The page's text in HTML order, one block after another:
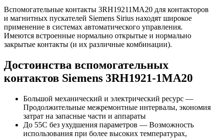
Вспомогательные контакты 3RH19211MA20 для контакторов
и магнитных пускателей Siemens Sirius находят широкое
применение в системах автоматического управления.
Имеются встроенные нормально открытые и нормально
закрытые контакты (и их различные комбинации).
Достоинства вспомогательных
контактов Siemens 3RH1921-1MA20
Большой механический и электрический ресурс —
Продолжительные межремонтные интервалы, экономия
затрат на запасные части и аппараты
До 55С без ухудшения параметров — Возможность
использования при более высоких температурах,